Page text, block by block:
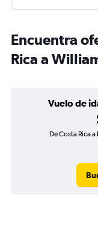
Encuentra
Rica a
Vuelo de
De Costa Rica